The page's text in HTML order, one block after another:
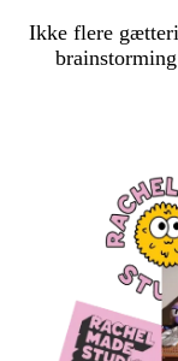
Ikke flere